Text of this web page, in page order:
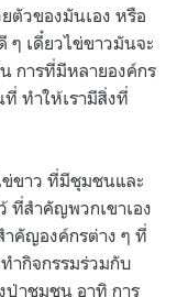
ตัวของมันเอง หรือ
ๆ เดี๋ยวไข่ขาวมันจะ
การที่มีหลายองค์กร
ทำให้เรามีสิ่งที่
ขาว ที่มีชุมชนและ
ที่สำคัญพวกเขาเอง
คัญองค์กรต่าง ๆ ที่
ำกิจกรรมร่วมกับ
ป่าชุมชน อาทิ การ